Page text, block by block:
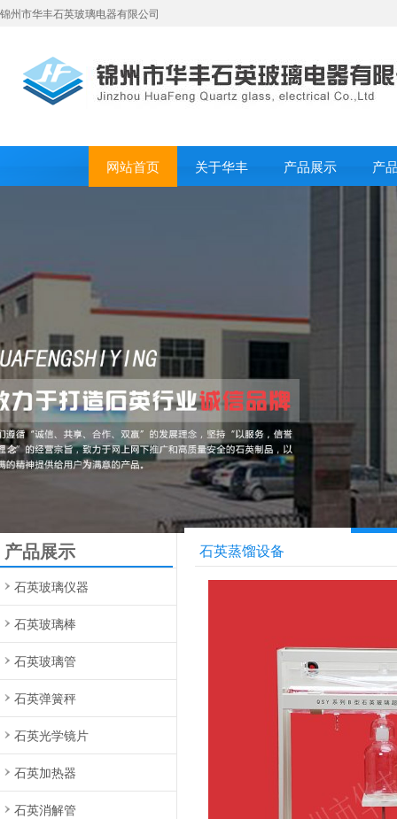
锦州市华丰石英玻璃电器有限公司
网站首页 关于华丰 产品展示 产
产品展示
石英玻璃仪器
石英玻璃棒
石英玻璃管
石英弹簧秤
石英光学镜片
石英加热器
石英消解管
石英蒸馏设备